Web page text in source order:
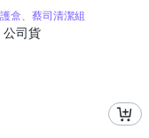
盒、蔡司清潔組
司貨